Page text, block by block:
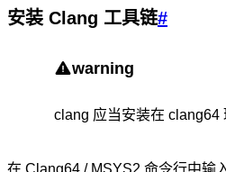
安装 Clang 工具链#
warning
clang 应当安装在 clang64
在 Clang64 / MSYS2 命令行中输